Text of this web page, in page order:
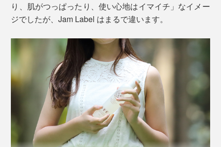
見た目は透明、目立った香りもない、ごく普通のシャン
プーですが、あっという間にキメ細かい、モチモチ泡の
できあがり。
り、肌がつっぱったり、使い心地はイマイチ」なイメー
ジでしたが、Jam Label はまるで違います。